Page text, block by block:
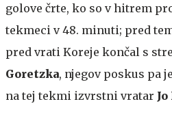
golove črte, ko so v hitrem
tekmeci v 48. minuti; pred
pred vrati Koreje končal s
Goretzka, njegov poskus pa
na tej tekmi izvrstni vratar